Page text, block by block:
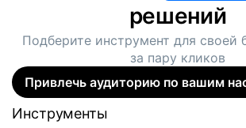
решений
Подберите инструмент для своей
за пару кликов
Привлечь аудиторию по вашим
Инструменты
Инструменты
Инструменты